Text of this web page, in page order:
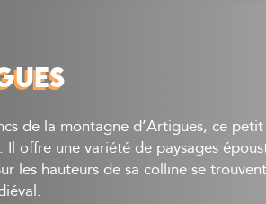
de la montagne d’Artigues, ce
Il offre une variété de paysages
les hauteurs de sa colline se